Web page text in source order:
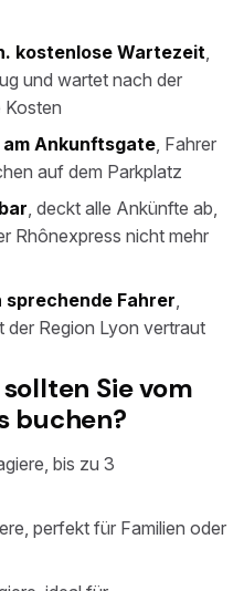
kostenlose Wartezeit,
und wartet nach der
Kosten
Ankunftsgate, Fahrer
auf dem Parkplatz
, deckt alle Ankünfte ab,
Rhônexpress nicht mehr
sprechende Fahrer,
der Region Lyon vertraut
Sie vom
buchen?
bis zu 3
perfekt für Familien oder